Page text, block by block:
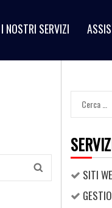
I NOSTRI SERVIZI
Ricerca
per:
SITI